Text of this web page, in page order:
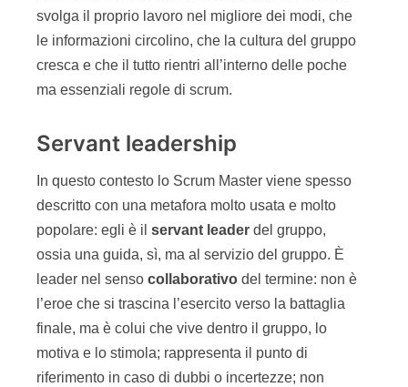
svolga il proprio lavoro nel migliore dei modi, che
le informazioni circolino, che la cultura del gruppo
cresca e che il tutto rientri all’interno delle poche
ma essenziali regole di scrum.
Servant leadership
In questo contesto lo Scrum Master viene spesso
descritto con una metafora molto usata e molto
popolare: egli è il servant leader del gruppo,
ossia una guida, sì, ma al servizio del gruppo. È
leader nel senso collaborativo del termine: non è
l’eroe che si trascina l’esercito verso la battaglia
finale, ma è colui che vive dentro il gruppo, lo
motiva e lo stimola; rappresenta il punto di
riferimento in caso di dubbi o incertezze; non